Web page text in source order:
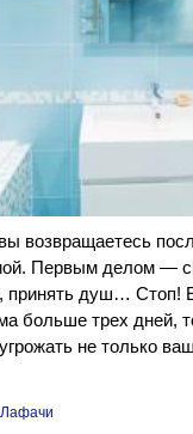
возвращаетесь
Первым делом —
принять душ… Стоп!
больше трех дней,
не только
Лафачи